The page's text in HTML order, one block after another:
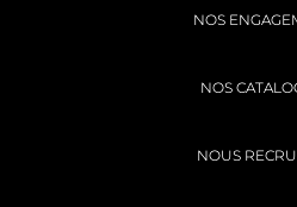
NOS
NOS
NOUS